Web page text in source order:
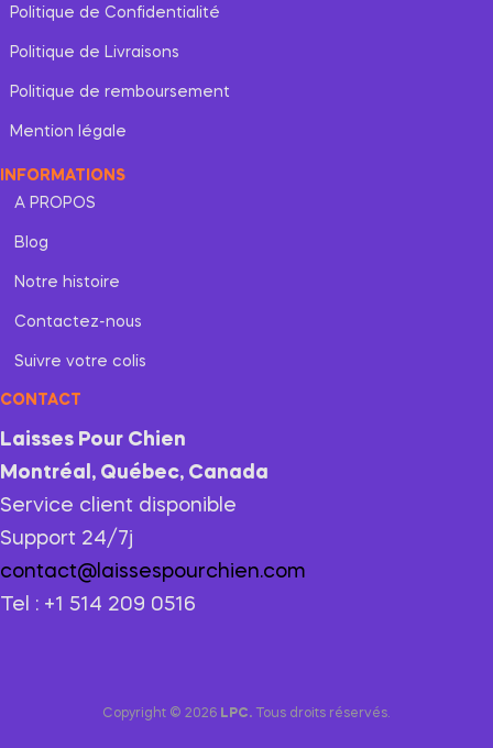
Politique de Confidentialité
Politique de Livraisons
Politique de remboursement
Mention légale
INFORMATIONS
A PROPOS
Blog
Notre histoire
Contactez-nous
Suivre votre colis
CONTACT
Laisses Pour Chien
Montréal, Québec, Canada
Service client disponible
Support 24/7j
contact@laissespourchien.com
Tel : +1 514 209 0516
Copyright © 2026 LPC. Tous droits réservés.